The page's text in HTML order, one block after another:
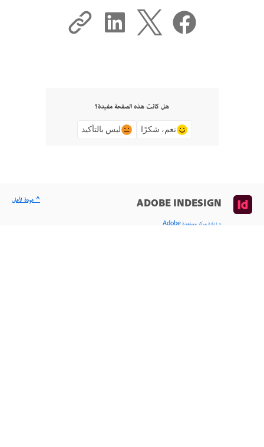
هل كانت هذه الصفحة مفيدة؟
نعم، شكرًا ليس بالتأكيد
ADOBE INDESIGN
< زيارة مركز مساعدة Adobe
^ عودة لأعلى